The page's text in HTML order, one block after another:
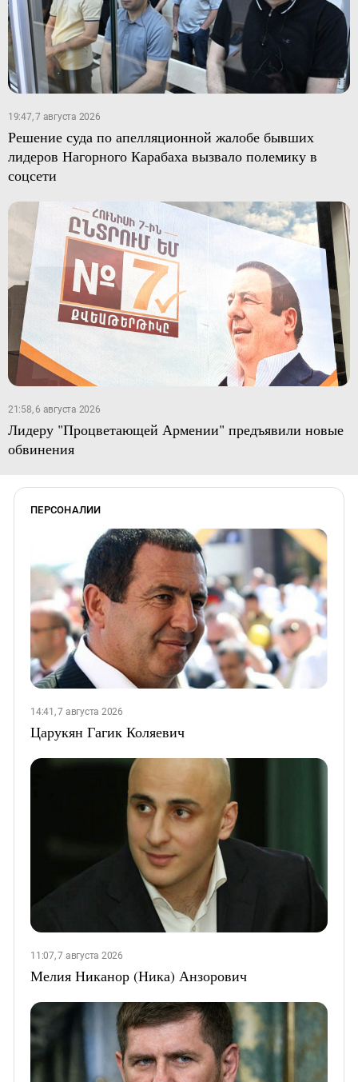
19:47, 7 августа 2026
Решение суда по апелляционной жалобе бывших
лидеров Нагорного Карабаха вызвало полемику в
соцсети
21:58, 6 августа 2026
Лидеру "Процветающей Армении" предъявили новые
обвинения
ПЕРСОНАЛИИ
14:41, 7 августа 2026
Царукян Гагик Коляевич
11:07, 7 августа 2026
Мелия Никанор (Ника) Анзорович